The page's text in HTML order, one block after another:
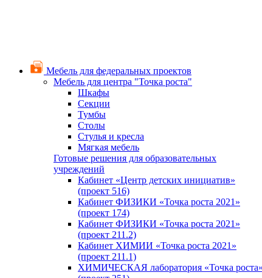
Мебель для федеральных проектов
Мебель для центра "Точка роста"
Шкафы
Секции
Тумбы
Столы
Стулья и кресла
Мягкая мебель
Готовые решения для образовательных
учреждений
Кабинет «Центр детских инициатив»
(проект 516)
Кабинет ФИЗИКИ «Точка роста 2021»
(проект 174)
Кабинет ФИЗИКИ «Точка роста 2021»
(проект 211.2)
Кабинет ХИМИИ «Точка роста 2021»
(проект 211.1)
ХИМИЧЕСКАЯ лаборатория «Точка роста»